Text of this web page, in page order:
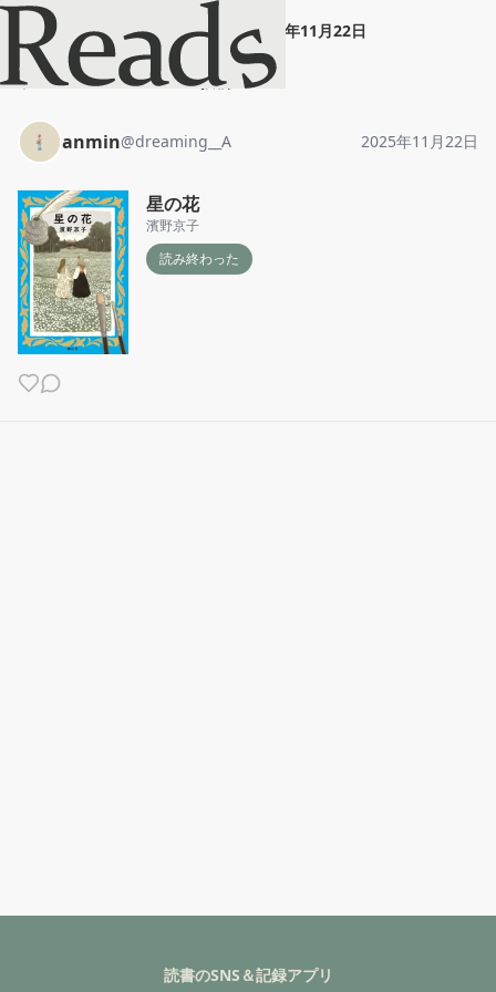
anmin "星の花 " 2025年11月22日
ホーム anmin 投稿
anmin@dreaming__A 2025年11月22日
星の花
濱野京子
読み終わった
読書のSNS＆記録アプリ